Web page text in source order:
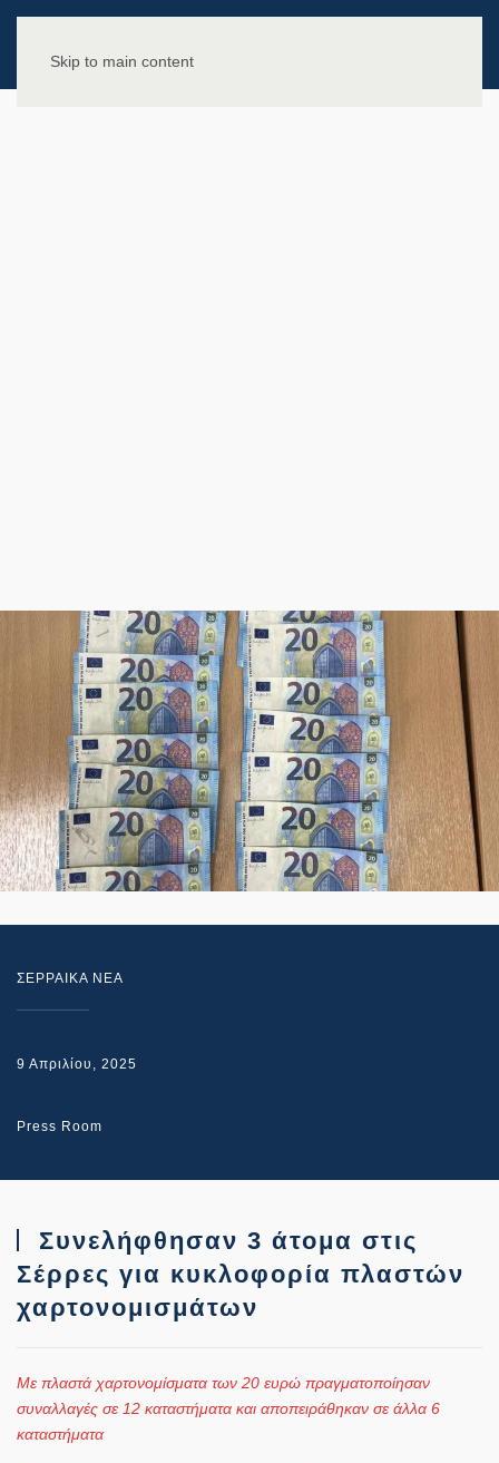
Skip to main content
ΣΕΡΡΑΙΚΑ ΝΕΑ
9 Απριλίου, 2025
Press Room
Συνελήφθησαν 3 άτομα στις
Σέρρες για κυκλοφορία πλαστών
χαρτονομισμάτων
Με πλαστά χαρτονομίσματα των 20 ευρώ πραγματοποίησαν
συναλλαγές σε 12 καταστήματα και αποπειράθηκαν σε άλλα 6
καταστήματα